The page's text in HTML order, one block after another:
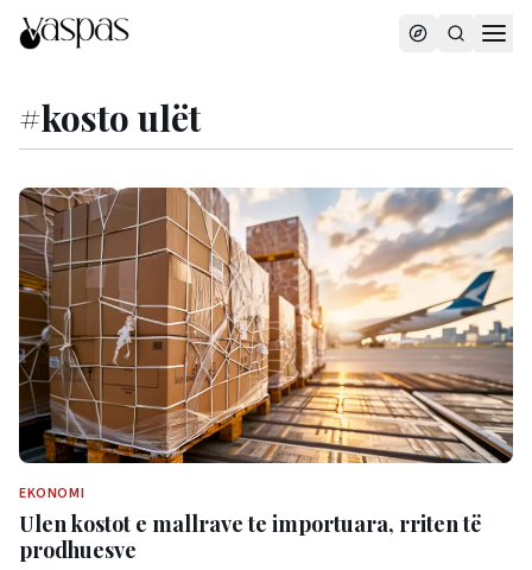
#kosto ulët
EKONOMI
Ulen kostot e mallrave te importuara, rriten të
prodhuesve